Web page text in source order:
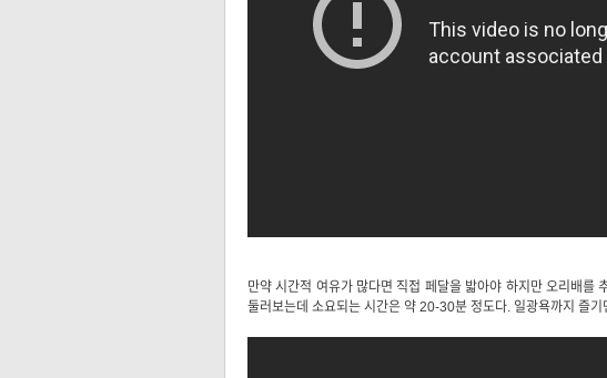
만약 시간적 여유가 많다면 직접 페달을 밟아야 하지만 오리배를
둘러보는데 소요되는 시간은 약 20-30분 정도다. 일광욕까지 즐